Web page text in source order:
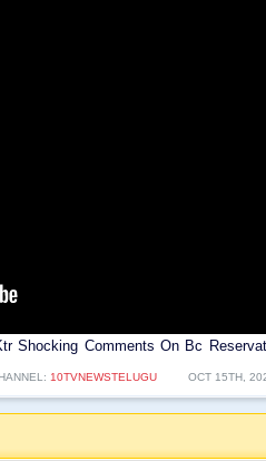
Comments On Bc
10TVNEWSTELUGU OCT 15TH,